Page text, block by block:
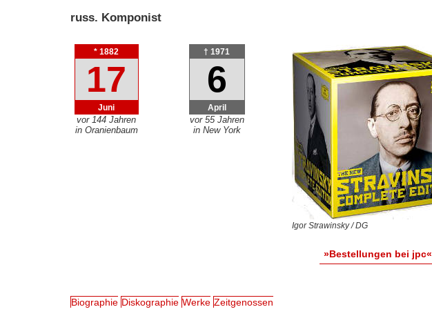
russ. Komponist
* 1882
17
Juni
vor 144 Jahren
in Oranienbaum
† 1971
6
April
vor 55 Jahren
in New York
Igor Strawinsky / DG
»Bestellungen bei jpc«
Biographie Diskographie Werke Zeitgenossen